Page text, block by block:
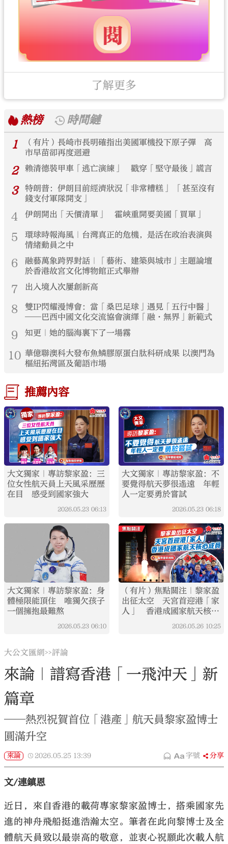
了解更多
熱榜
時間鏈
1
（有片）長崎市長明確指出美國軍機投下原子彈 高
市早苗卻再度迴避
2 賴清德裝甲車「逃亡演練」 戳穿「堅守最後」謊言
3
特朗普：伊朗目前經濟狀況「非常糟糕」 「甚至沒有
錢支付軍隊開支」
4 伊朗開出「天價清單」 霍峽重開要美國「買單」
5
環球時報海風｜台灣真正的危機，是活在政治表演與
情緒動員之中
6
融藝萬象跨界對話｜「藝術、建築與城市」主題論壇
於香港故宮文化博物館正式舉辦
7 出入境人次屢創新高
8
雙IP閃耀漫博會：當「桑巴足球」遇見「五行中醫」
——巴西中國文化交流協會演繹「融·無界」新範式
9 知更｜她的腦海裏下了一場霧
10 華億聯澳科大發布魚鱗膠原蛋白肽科研成果 以澳門為
樞紐拓灣區及葡語市場
推薦內容
大文獨家｜專訪黎家盈：三
位女性航天員上天風采歷歷
在目 感受到國家強大
2026.05.23 06:13
大文獨家｜專訪黎家盈：不
要覺得航天夢很遙遠 年輕
人一定要勇於嘗試
2026.05.23 06:18
大文獨家｜專訪黎家盈：身
體極限能頂住 唯獨欠孩子
一個擁抱最難熬
2026.05.23 06:10
（有片）焦點關注｜黎家盈
出征太空 天宮首迎港「家
人」 香港成國家航天核心
2026.05.26 10:25
大公文匯網>>評論
來論｜譜寫香港「一飛沖天」新
篇章
——熱烈祝賀首位「港產」航天員黎家盈博士
圓滿升空
來論 2026.05.25 13:39 字號 分享
文/連鎮恩
近日，來自香港的載荷專家黎家盈博士，搭乘國家先
進的神舟飛船挺進浩瀚太空。筆者在此向黎博士及全
體航天員致以最崇高的敬意，並衷心祝願此次載人航